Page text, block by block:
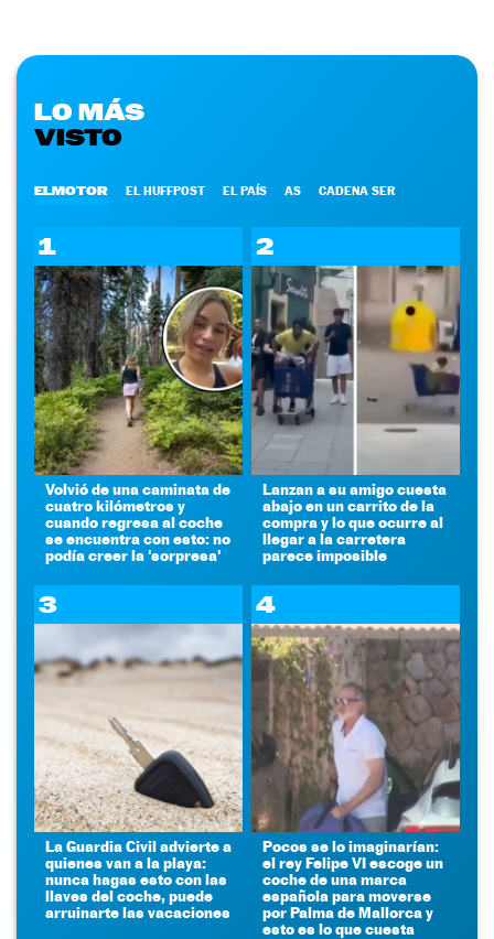
LO MÁS
VISTO
ELMOTOR EL HUFFPOST EL PAÍS AS CADENA SER
1
Volvió de una caminata de
cuatro kilómetros y
cuando regresa al coche
se encuentra con esto: no
podía creer la 'sorpresa'
2
Lanzan a su amigo cuesta
abajo en un carrito de la
compra y lo que ocurre al
llegar a la carretera
parece imposible
3
La Guardia Civil advierte a
quienes van a la playa:
nunca hagas esto con las
llaves del coche, puede
arruinarte las vacaciones
4
Pocos se lo imaginarían:
el rey Felipe VI escoge un
coche de una marca
española para moverse
por Palma de Mallorca y
esto es lo que cuesta